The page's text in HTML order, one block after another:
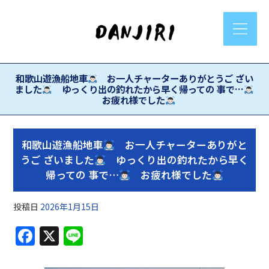
和歌山遊漁船地車
お一人チャーターありがとうご ざい
ました
ゆっくり出の釣れたから早く帰っての 事で…
お疲れ様でした
和歌山遊漁船地車
お一人チャーターありがと
うご ざいました
ゆっくり出の釣れたから早く
帰っての 事で…
お疲れ様でした
投稿日 2026年1月15日
F
a
X